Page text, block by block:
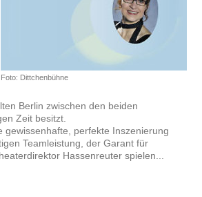
Foto: Dittchenbühne
Berlin zwischen den beiden
Zeit besitzt.
perfekte Inszenierung
Teamleistung, der Garant für
Hassenreuter spielen...